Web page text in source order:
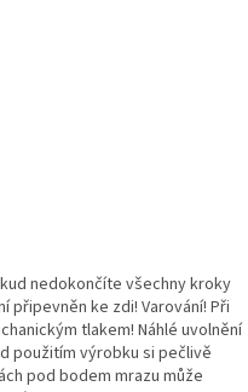
nedokončíte všechny kroky
ke zdi! Varování! Při
tlakem! Náhlé uvolnění
použitím výrobku si pečlivě
pod bodem mrazu může